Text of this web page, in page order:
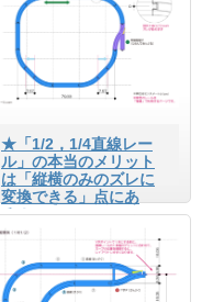
★「1/2，1/4直線レー
ル」の本当のメリット
は「縦横のみのズレに
変換できる」点にあ
る！